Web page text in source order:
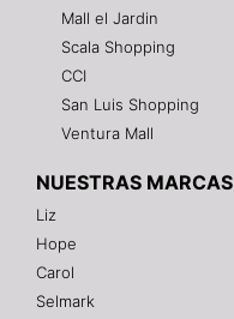
Mall el Jardin
Scala Shopping
CCI
San Luis Shopping
Ventura Mall
NUESTRAS MARCAS
Liz
Hope
Carol
Selmark